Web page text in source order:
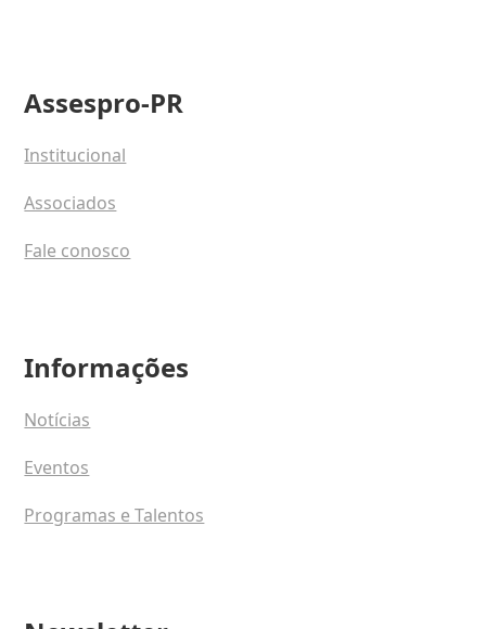
Assespro-PR
Institucional
Associados
Fale conosco
Informações
Notícias
Eventos
Programas e Talentos